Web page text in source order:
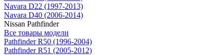
Navara D22 (1997-2013)
Navara D40 (2006-2014)
Nissan Pathfinder
Все товары модели
Pathfinder R50 (1996-2004)
Pathfinder R51 (2005-2012)